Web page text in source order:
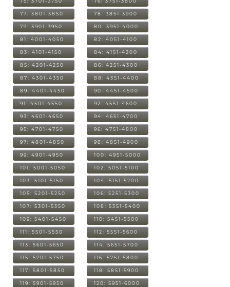
77: 3801-3850 78: 3851-3900
79: 3901-3950 80: 3951-4000
81: 4001-4050 82: 4051-4100
83: 4101-4150 84: 4151-4200
85: 4201-4250 86: 4251-4300
87: 4301-4350 88: 4351-4400
89: 4401-4450 90: 4451-4500
91: 4501-4550 92: 4551-4600
93: 4601-4650 94: 4651-4700
95: 4701-4750 96: 4751-4800
97: 4801-4850 98: 4851-4900
99: 4901-4950 100: 4951-5000
101: 5001-5050 102: 5051-5100
103: 5101-5150 104: 5151-5200
105: 5201-5250 106: 5251-5300
107: 5301-5350 108: 5351-5400
109: 5401-5450 110: 5451-5500
111: 5501-5550 112: 5551-5600
113: 5601-5650 114: 5651-5700
115: 5701-5750 116: 5751-5800
117: 5801-5850 118: 5851-5900
119: 5901-5950 120: 5951-6000